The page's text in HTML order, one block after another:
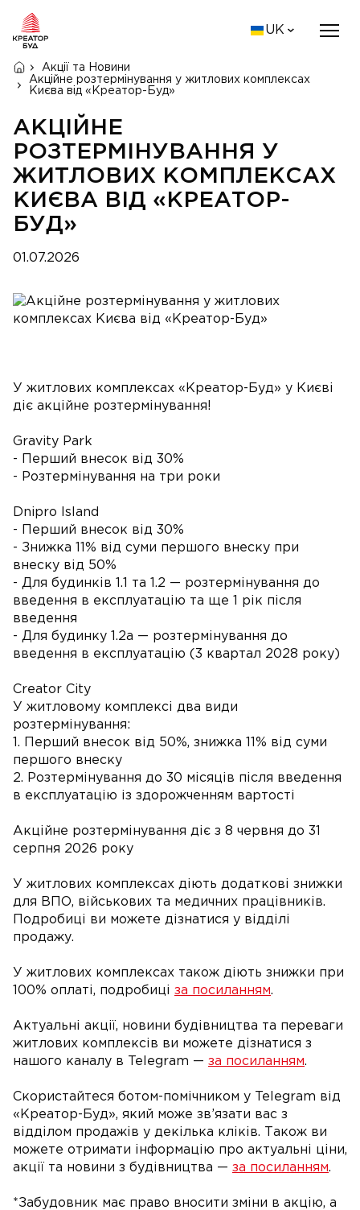
UK
Акції та Новини
Акційне розтермінування у житлових комплексах
Києва від «Креатор-Буд»
АКЦІЙНЕ
РОЗТЕРМІНУВАННЯ У
ЖИТЛОВИХ КОМПЛЕКСАХ
КИЄВА ВІД «КРЕАТОР-
БУД»
01.07.2026
У житлових комплексах «Креатор-Буд» у Києві
діє акційне розтермінування!
Gravity Park
- Перший внесок від 30%
- Розтермінування на три роки
Dnipro Island
- Перший внесок від 30%
- Знижка 11% від суми першого внеску при
внеску від 50%
- Для будинків 1.1 та 1.2 — розтермінування до
введення в експлуатацію та ще 1 рік після
введення
- Для будинку 1.2а — розтермінування до
введення в експлуатацію (3 квартал 2028 року)
Creator City
У житловому комплексі два види
розтермінування:
1. Перший внесок від 50%, знижка 11% від суми
першого внеску
2. Розтермінування до 30 місяців після введення
в експлуатацію із здорожченням вартості
Акційне розтермінування діє з 8 червня до 31
серпня 2026 року
У житлових комплексах діють додаткові знижки
для ВПО, військових та медичних працівників.
Подробиці ви можете дізнатися у відділі
продажу.
У житлових комплексах також діють знижки при
100% оплаті, подробиці за посиланням.
Актуальні акції, новини будівництва та переваги
житлових комплексів ви можете дізнатися з
нашого каналу в Telegram — за посиланням.
Скористайтеся ботом-помічником у Telegram від
«Креатор-Буд», який може зв’язати вас з
відділом продажів у декілька кліків. Також ви
можете отримати інформацію про актуальні ціни,
акції та новини з будівництва — за посиланням.
*Забудовник має право вносити зміни в акцію, а